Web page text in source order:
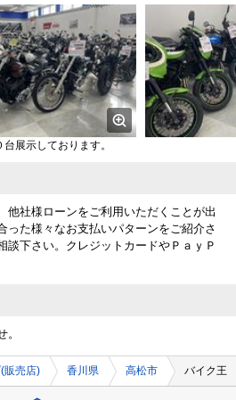
台展示しております。
他社様ローンをご利用いただくことが出
った様々なお支払いパターンをご紹介さ
談下さい。クレジットカードやＰａｙＰ
販売店) 香川県 高松市 バイク王